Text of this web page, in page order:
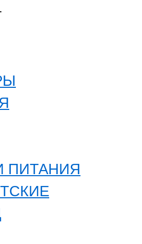
ПИТАНИЯ